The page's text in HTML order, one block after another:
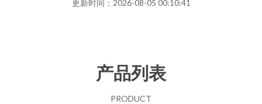
更新时间：2026-08-05 00:10:41
产品列表
PRODUCT